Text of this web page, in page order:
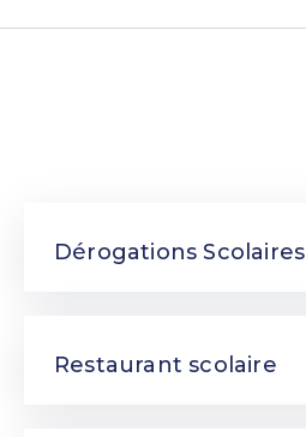
Dérogations Scolaires
Restaurant scolaire